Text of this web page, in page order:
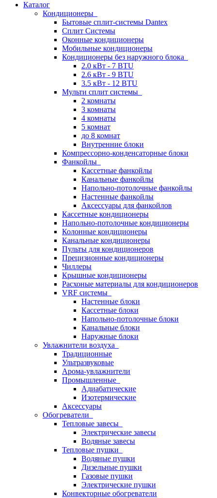
Каталог
Кондиционеры
Бытовые сплит-системы Dantex
Сплит Системы
Оконные кондиционеры
Мобильные кондиционеры
Кондиционеры без наружного блока
2.0 кВт - 7 BTU
2.6 кВт - 9 BTU
3.5 кВт - 12 BTU
Мульти сплит системы
2 комнаты
3 комнаты
4 комнаты
5 комнат
до 8 комнат
Внутренние блоки
Компрессорно-конденсаторные блоки
Фанкойлы
Кассетные фанкойлы
Канальные фанкойлы
Напольно-потолочные фанкойлы
Настенные фанкойлы
Аксессуары для фанкойлов
Кассетные кондиционеры
Напольно-потолочные кондиционеры
Колонные кондиционеры
Канальные кондиционеры
Пульты для кондиционеров
Прецизионные кондиционеры
Чиллеры
Крышные кондиционеры
Расхоные материалы для кондиционеров
VRF системы
Настенные блоки
Кассетные блоки
Напольно-потолочные блоки
Канальные блоки
Наружные блоки
Увлажнители воздуха
Традиционные
Ультразвуковые
Арома-увлажнители
Промышленныe
Адиабатические
Изотермические
Аксессуары
Обогреватели
Тепловые завесы
Электрические завесы
Водяные завесы
Тепловые пушки
Водяные пушки
Дизельные пушки
Газовые пушки
Электрические пушки
Конвекторные обогреватели